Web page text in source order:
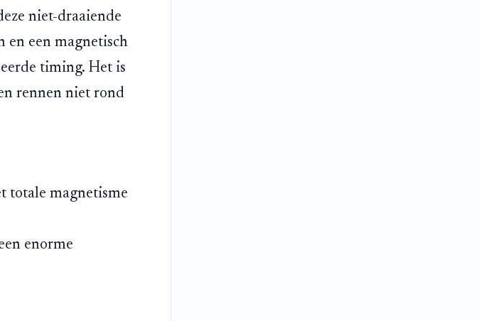
niet-draaiende
en een magnetisch
timing. Het is
rennen niet rond
totale magnetisme
enorme